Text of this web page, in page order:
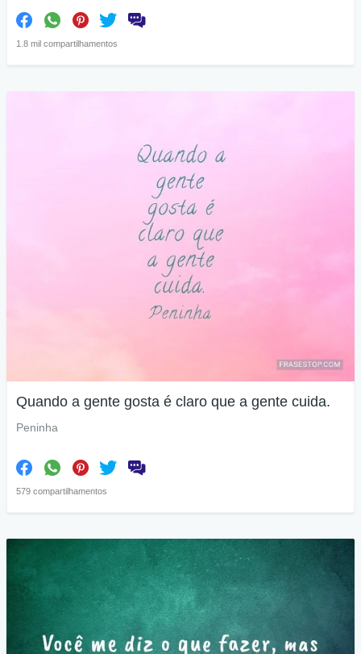
1.8 mil compartilhamentos
Quando a gente gosta é claro que a gente cuida.
Peninha
579 compartilhamentos